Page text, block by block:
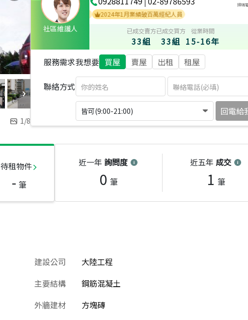
1/8
社區維護人
掃碼
2021年2月區成件TOP1
2024年1月業績破百萬經紀人員
已成交賣方
33組
已成交買方
33組
從業時間
15-16年
服務需求我想要 買屋 賣屋 出租 租屋
聯絡方式
皆可(9:00-21:00) 回電給
待租物件
- 筆
近一年 詢問度
0 筆
近五年 成交
1 筆
建設公司
大陸工程
主要結構
鋼筋混凝土
外牆建材
方塊磚